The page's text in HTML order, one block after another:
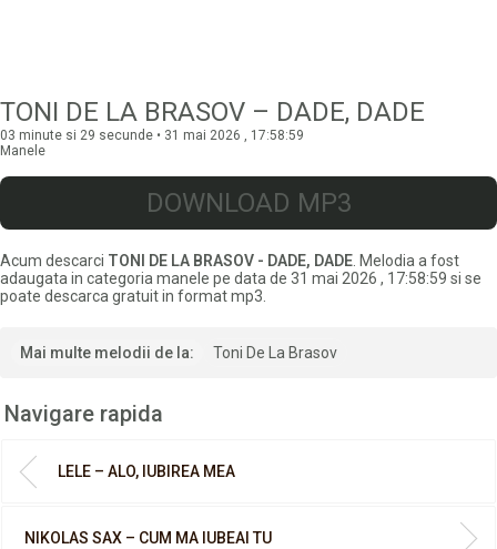
TONI DE LA BRASOV – DADE, DADE
03 minute si 29 secunde • 31 mai 2026 , 17:58:59
Manele
DOWNLOAD MP3
Acum descarci TONI DE LA BRASOV - DADE, DADE . Melodia a fost
adaugata in categoria manele pe data de 31 mai 2026 , 17:58:59 si se
poate descarca gratuit in format mp3.
Mai multe melodii de la: Toni De La Brasov
Navigare rapida
LELE – ALO, IUBIREA MEA
NIKOLAS SAX – CUM MA IUBEAI TU